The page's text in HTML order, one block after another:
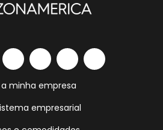
a minha empresa
empresarial